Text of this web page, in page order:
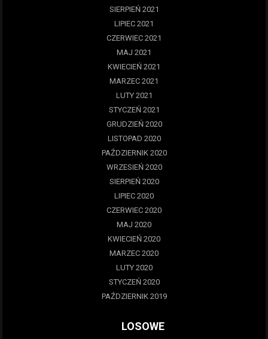
SIERPIEŃ 2021
LIPIEC 2021
CZERWIEC 2021
MAJ 2021
KWIECIEŃ 2021
MARZEC 2021
LUTY 2021
STYCZEŃ 2021
GRUDZIEŃ 2020
LISTOPAD 2020
PAŹDZIERNIK 2020
WRZESIEŃ 2020
SIERPIEŃ 2020
LIPIEC 2020
CZERWIEC 2020
MAJ 2020
KWIECIEŃ 2020
MARZEC 2020
LUTY 2020
STYCZEŃ 2020
PAŹDZIERNIK 2019
LOSOWE